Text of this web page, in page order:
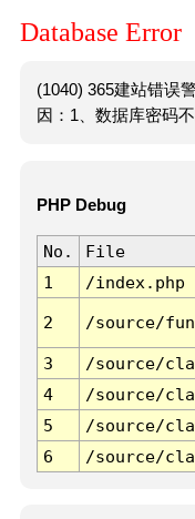
Database Error
(1040) 365建站错误
因：1、数据库密码
PHP Debug
No. File
1
/index.php
2 /source/
3 /source/
4
/source/
5
/source/
6
/source/